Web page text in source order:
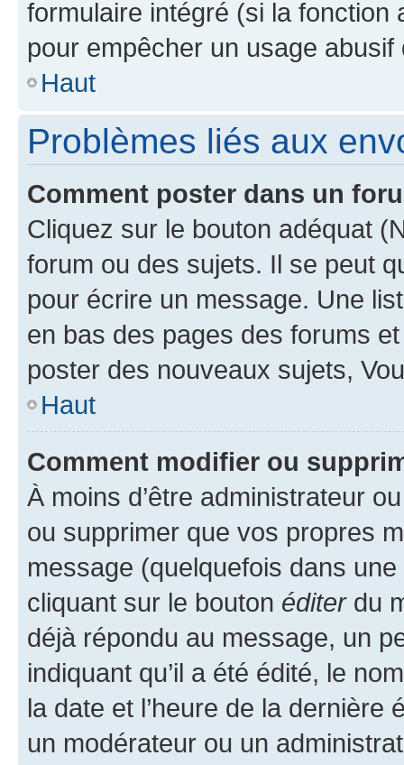
formulaire intégré (si la fonction
pour empêcher un usage
Haut
Problèmes liés aux
Comment poster dans un
Cliquez sur le bouton adéquat
forum ou des sujets. Il se peut
pour écrire un message. Une
en bas des pages des forums
poster des nouveaux sujets,
Haut
Comment modifier ou
À moins d’être administrateur
ou supprimer que vos propres
message (quelquefois dans
cliquant sur le bouton éditerdu
déjà répondu au message, un
indiquant qu’il a été édité, le
la date et l’heure de la dernière
un modérateur ou un